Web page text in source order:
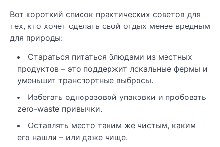
Вот короткий список практических советов для
тех, кто хочет сделать свой отдых менее вредным
для природы:
Стараться питаться блюдами из местных
продуктов – это поддержит локальные фермы и
уменьшит транспортные выбросы.
Избегать одноразовой упаковки и пробовать
zero-waste привычки.
Оставлять место таким же чистым, каким
его нашли – или даже чище.